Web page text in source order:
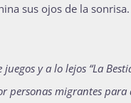
sus ojos de la sonrisa.
y a lo lejos “La
personas migrantes para